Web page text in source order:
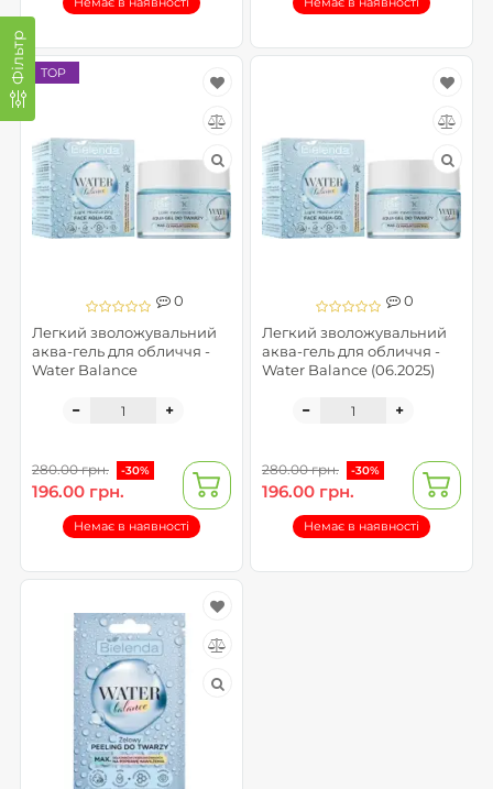
Фільтр
0
Легкий зволожувальний
аква-гель для обличчя -
Water Balance
TOP
280.00 грн. -30%
196.00 грн.
Немає в наявності
0
Легкий зволожувальний
аква-гель для обличчя -
Water Balance (06.2025)
280.00 грн. -30%
196.00 грн.
Немає в наявності